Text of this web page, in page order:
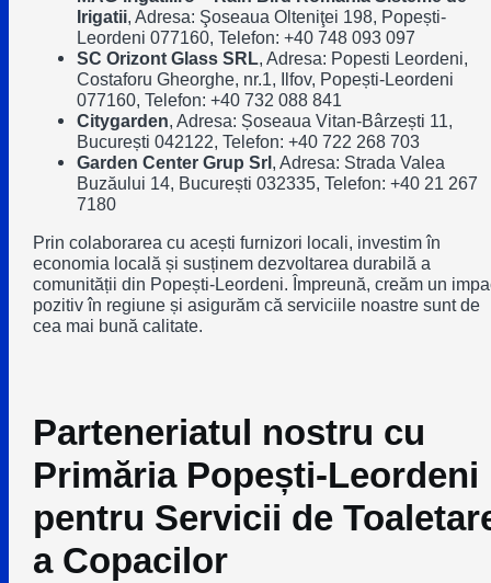
Irigatii, Adresa: Şoseaua Olteniţei 198, Popești-
Leordeni 077160, Telefon: +40 748 093 097
SC Orizont Glass SRL
Adresa: Popesti Leordeni,
Costaforu Gheorghe, nr.1, Ilfov, Popești-Leordeni
077160, Telefon: +40 732 088 841
Citygarden Adresa: Șoseaua Vitan-Bârzești 11,
București 042122, Telefon: +40 722 268 703
Garden Center Grup Srl, Adresa: Strada Valea
Buzăului 14, București 032335, Telefon: +40 21 267
7180
Prin colaborarea cu acești furnizori locali, investim în
economia locală și susținem dezvoltarea durabilă a
comunității din Popești-Leordeni. Împreună, creăm un
pozitiv în regiune și asigurăm că serviciile noastre sunt de
cea mai bună calitate.
Parteneriatul nostru cu
Primăria Popești-Leordeni
pentru Servicii de
a Copacilor